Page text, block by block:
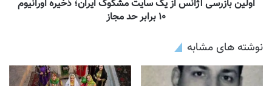
اولین بازرسی آژانس از یک سایت مشکوک ایران؛ ذخیره اورانیوم
۱۰ برابر حد مجاز
نوشته های مشابه